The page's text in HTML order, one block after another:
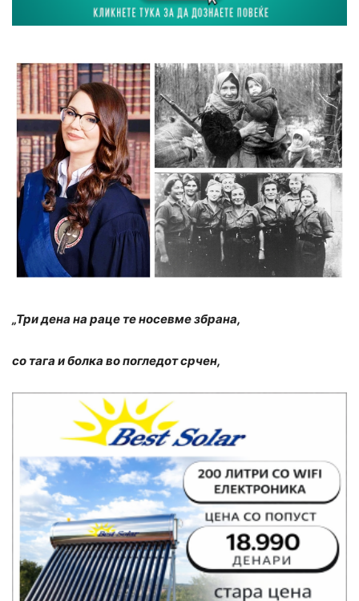
„Три дена на раце те носевме збрана,
со тага и болка во погледот срчен,